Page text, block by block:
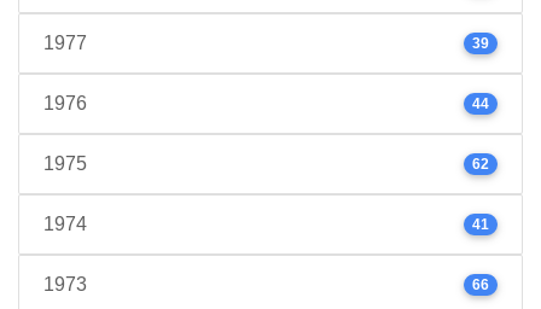
1977 39
1976 44
1975 62
1974 41
1973 66